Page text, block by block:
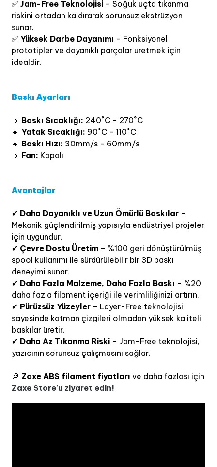
✅ Jam-Free Teknolojisi – Soğuk uçta tıkanma
riskini ortadan kaldırarak sorunsuz ekstrüzyon
sunar.
✅ Yüksek Darbe Dayanımı – Fonksiyonel
prototipler ve dayanıklı parçalar üretmek için
idealdir.
Baskı Ayarları
🔹 Baskı Sıcaklığı: 240˚C - 270˚C
🔹 Yatak Sıcaklığı: 90˚C - 110˚C
🔹 Baskı Hızı: 30mm/s - 60mm/s
🔹 Fan: Kapalı
Avantajlar
✔ Daha Dayanıklı ve Uzun Ömürlü Baskılar –
Mekanik güçlendirilmiş yapısıyla endüstriyel projeler
için uygundur.
✔ Çevre Dostu Üretim – %100 geri dönüştürülmüş
spool kullanımı ile sürdürülebilir bir 3D baskı
deneyimi sunar.
✔ Daha Fazla Malzeme, Daha Fazla Baskı – %20
daha fazla filament içeriği ile verimliliğinizi artırın.
✔ Pürüzsüz Yüzeyler – Layer-Free teknolojisi
sayesinde katman çizgileri olmadan yüksek kaliteli
baskılar üretir.
✔ Daha Az Tıkanma Riski – Jam-Free teknolojisi,
yazıcının sorunsuz çalışmasını sağlar.
🔎 Zaxe ABS filament fiyatları ve daha fazlası için
Zaxe Store'u ziyaret edin!